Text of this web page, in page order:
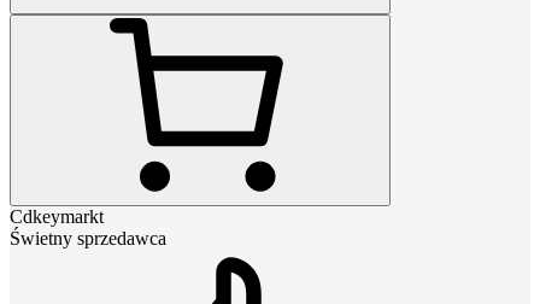
Cdkeymarkt
Świetny sprzedawca